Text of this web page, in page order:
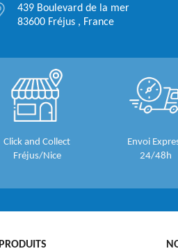
439 Boulevard de la mer
83600 Fréjus , France
Click and Collect
Fréjus/Nice
Envoi
24/48h
PRODUITS